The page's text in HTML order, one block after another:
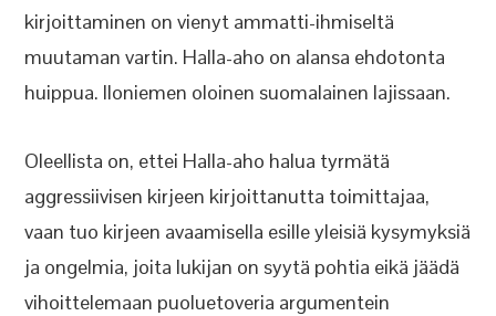
kirjoittaminen on vienyt ammatti-ihmiseltä
muutaman vartin. Halla-aho on alansa ehdotonta
huippua. Iloniemen oloinen suomalainen lajissaan.
Oleellista on, ettei Halla-aho halua tyrmätä
aggressiivisen kirjeen kirjoittanutta toimittajaa,
vaan tuo kirjeen avaamisella esille yleisiä kysymyksiä
ja ongelmia, joita lukijan on syytä pohtia eikä jäädä
vihoittelemaan puoluetoveria argumentein